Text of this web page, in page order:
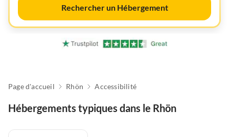
Rechercher un Hébergement
Page d'accueil Rhön Accessibilité
Hébergements typiques dans le Rhön